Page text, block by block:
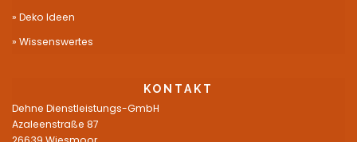
Deko Ideen
Wissenswertes
KONTAKT
Dehne Dienstleistungs-GmbH
Azaleenstraße 87